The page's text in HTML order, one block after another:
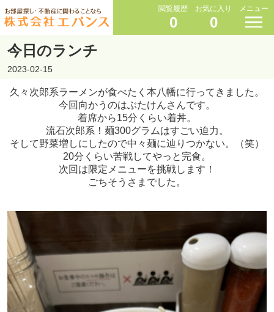
閲覧履歴
0
お気に入り
0
メニュー
今日のランチ
2023-02-15
久々次郎系ラーメンが食べたく本八幡に行ってきました。
今回向かうのはぶたけんさんです。
着席から15分くらい着丼。
流石次郎系！麺300グラムはすごい迫力。
そして野菜増しにしたので中々麺に辿りつかない。（笑）
20分くらい苦戦してやっと完食。
次回は限定メニューを挑戦します！
ごちそうさまでした。